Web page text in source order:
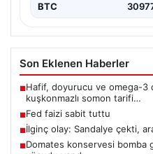
BTC
Son Eklenen Haberler
■Hafif, doyurucu ve omega-3
kuşkonmazlı somon tarifi…
■Fed faizi sabit tuttu
■İlginç olay: Sandalye çekti,
■Domates konservesi bomba